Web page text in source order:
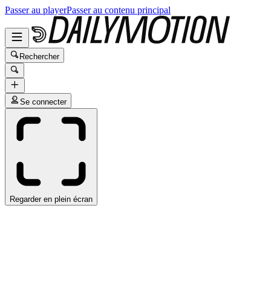
Passer au playerPasser au contenu principal
Rechercher
Se connecter
Regarder en plein écran